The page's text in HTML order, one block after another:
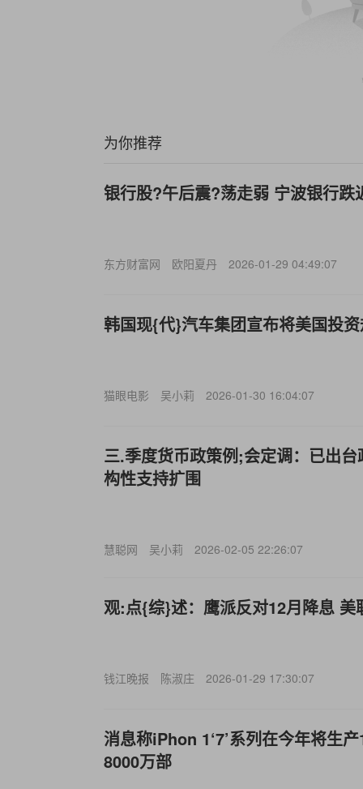
为你推荐
银行股?午后震?荡走弱 宁波银行跌
东方财富网 欧阳夏丹 2026-01-29 04:49:07
韩国现{代}汽车集团宣布将美国投
猫眼电影 吴小莉 2026-01-30 16:04:07
三.季度货币政策例;会定调：已出
构性支持扩围
慧聪网 吴小莉 2026-02-05 22:26:07
观:点{综}述：鹰派反对12月降息 美
钱江晚报 陈淑庄 2026-01-29 17:30:07
消息称iPhon 1‘7’系列在今年将生
8000万部